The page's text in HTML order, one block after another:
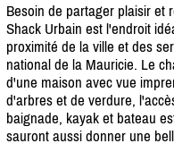
Besoin de partager plaisir et
Shack Urbain est l'endroit
proximité de la ville et des
national de la Mauricie. Le
d'une maison avec vue
d'arbres et de verdure,
baignade, kayak et bateau
sauront aussi donner une